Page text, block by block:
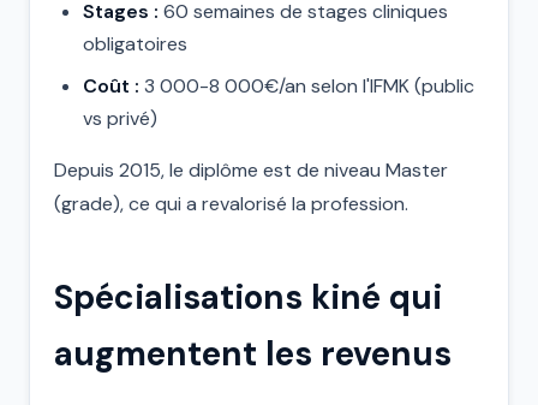
Stages : 60 semaines de stages cliniques
obligatoires
Coût : 3 000-8 000€/an selon l'IFMK (public
vs privé)
Depuis 2015, le diplôme est de niveau Master
(grade), ce qui a revalorisé la profession.
Spécialisations kiné qui
augmentent les revenus